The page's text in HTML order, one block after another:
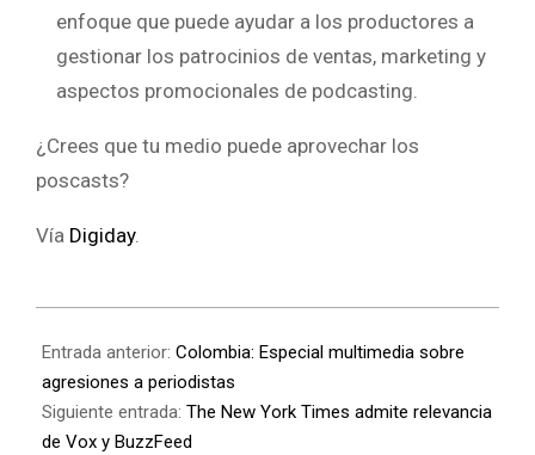
enfoque que puede ayudar a los productores a
gestionar los patrocinios de ventas, marketing y
aspectos promocionales de podcasting.
¿Crees que tu medio puede aprovechar los
poscasts?
Vía Digiday.
Entrada anterior: Colombia: Especial multimedia sobre
agresiones a periodistas
Siguiente entrada: The New York Times admite relevancia
de Vox y BuzzFeed